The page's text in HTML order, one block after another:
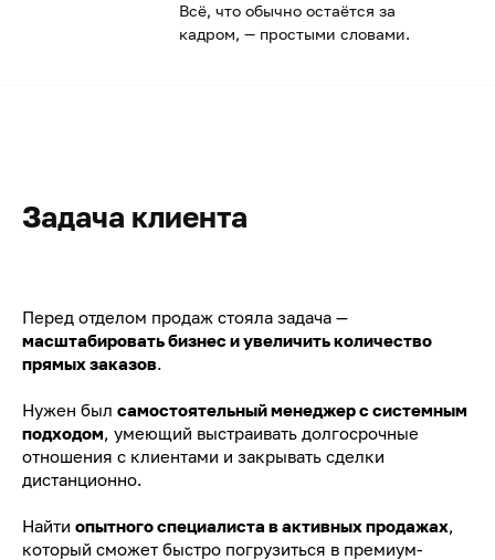
Всё, что обычно остаётся за
кадром, — простыми словами.
Задача клиента
Перед отделом продаж стояла задача —
масштабировать бизнес и увеличить количество
прямых заказов.
Нужен был самостоятельный менеджер с системным
подходом, умеющий выстраивать долгосрочные
отношения с клиентами и закрывать сделки
дистанционно.
Найти опытного специалиста в активных продажах,
который сможет быстро погрузиться в премиум-